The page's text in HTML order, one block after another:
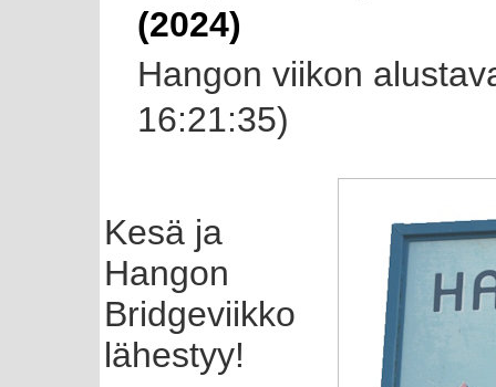
(2024)
Hangon viikon
16:21:35)
Kesä ja
Hangon
Bridgeviikko
lähestyy!